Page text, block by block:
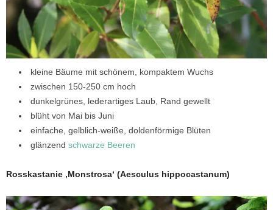
kleine Bäume mit schönem, kompaktem Wuchs
zwischen 150-250 cm hoch
dunkelgrünes, lederartiges Laub, Rand gewellt
blüht von Mai bis Juni
einfache, gelblich-weiße, doldenförmige Blüten
glänzend schwarze Beeren
Rosskastanie ‚Monstrosa‘ (Aesculus hippocastanum)